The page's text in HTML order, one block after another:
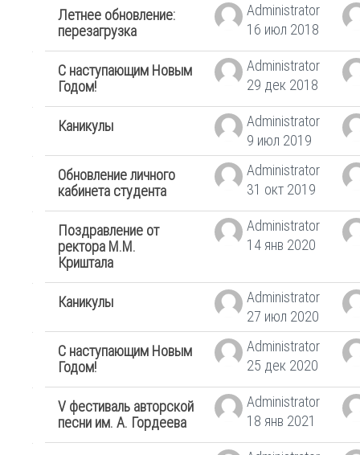
Летнее обновление:
перезагрузка
Administrator
16 июл 2018
С наступающим Новым
Годом!
Administrator
29 дек 2018
Каникулы
Administrator
9 июл 2019
Обновление личного
кабинета студента
Administrator
31 окт 2019
Поздравление от
ректора М.М.
Криштала
Administrator
14 янв 2020
Каникулы
Administrator
27 июл 2020
С наступающим Новым
Годом!
Administrator
25 дек 2020
V фестиваль авторской
песни им. А. Гордеева
Administrator
18 янв 2021